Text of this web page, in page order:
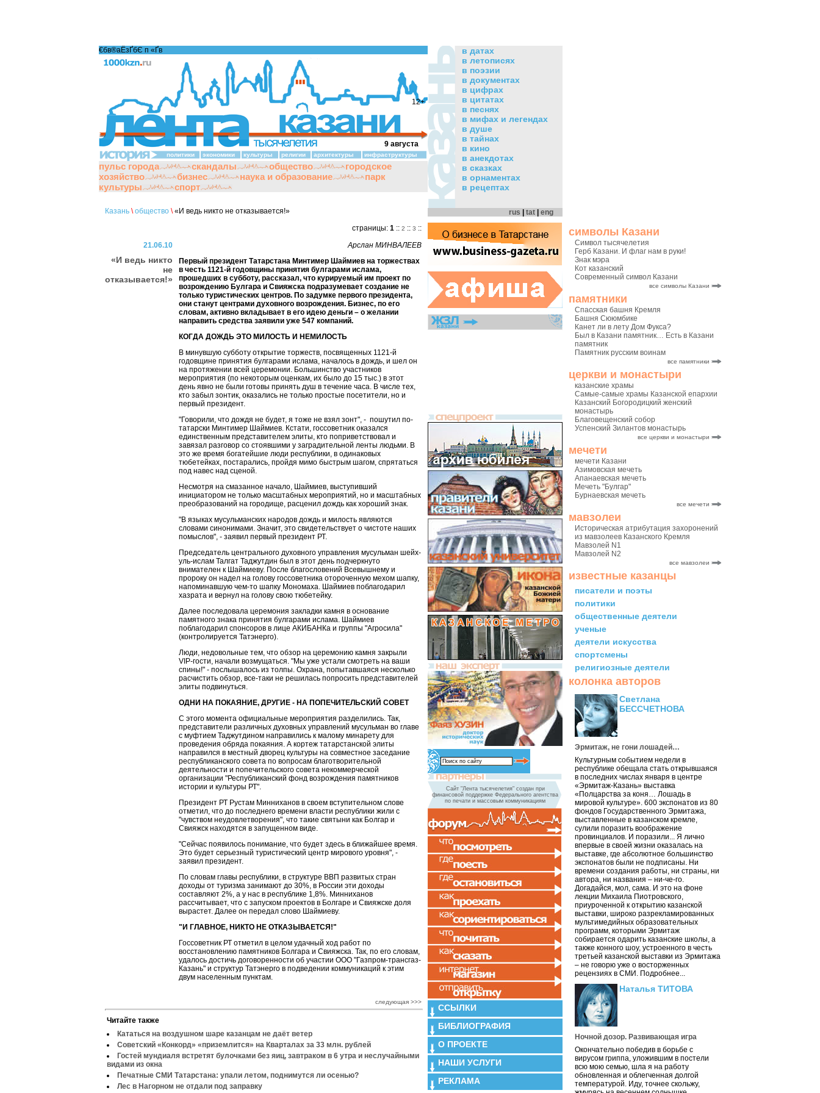
символы Казани
Символ тысячелетия
Герб Казани. И флаг нам в руки!
Знак мэра
Кот казанский
Современный символ Казани
все символы Казани
памятники
Спасская башня Кремля
Башня Сююмбике
Канет ли в лету Дом Фукса?
Был в Казани памятник… Есть в Казани
памятник
Памятник русским воинам
все памятники
церкви и монастыри
казанские храмы
Самые-самые храмы Казанской епархии
Казанский Богородицкий женский
монастырь
Благовещенский собор
Успенский Зилантов монастырь
все церкви и монастыри
мечети
мечети Казани
Азимовская мечеть
Апанаевская мечеть
Мечеть "Булгар"
Бурнаевская мечеть
все мечети
мавзолеи
Историческая атрибутация захоронений
из мавзолеев Казанского Кремля
Мавзолей N1
Мавзолей N2
все мавзолеи
известные казанцы
писатели и поэты
политики
общественные деятели
ученые
деятели искусства
спортсмены
религиозные деятели
колонка авторов
Светлана
БЕССЧЕТНОВА
Эрмитаж, не гони лошадей…
Культурным событием недели в
республике обещала стать открывшаяся
в последних числах января в центре
«Эрмитаж-Казань» выставка
«Полцарства за коня… Лошадь в
мировой культуре». 600 экспонатов из 80
фондов Государственного Эрмитажа,
выставленные в казанском кремле,
сулили поразить воображение
провинциалов. И поразили... Я лично
впервые в своей жизни оказалась на
выставке, где абсолютное большинство
экспонатов были не подписаны. Ни
времени создания работы, ни страны, ни
автора, ни названия – ни-че-го.
Догадайся, мол, сама. И это на фоне
лекции Михаила Пиотровского,
приуроченной к открытию казанской
выставки, широко разрекламированных
мультимедийных образовательных
программ, которыми Эрмитаж
собирается одарить казанские школы, а
также конного шоу, устроенного в честь
третьей казанской выставки из Эрмитажа
– не говорю уже о восторженных
рецензиях в СМИ. Подробнее...
Наталья ТИТОВА
Ночной дозор. Развивающая игра
Окончательно победив в борьбе с
вирусом гриппа, уложившим в постели
всю мою семью, шла я на работу
обновленная и облегченная долгой
температурой. Иду, точнее скольжу,
12+
€бв®аЁзҐбЄ п «Ґ­в
9 августа
политики экономики культуры религии архитектуры инфраструктуры
пульс города скандалы общество
городское
хозяйство
бизнес наука и образование
парк
культуры
спорт
Казань \ общество \«И ведь никто не отказывается!»
страницы: 1 :: 2 :: 3 ::
21.06.10
«И ведь никто
не
отказывается!»
Арслан МИНВАЛЕЕВ
Первый президент Татарстана Минтимер Шаймиев на торжествах
в честь 1121-й годовщины принятия булгарами ислама,
прошедших в субботу, рассказал, что курируемый им проект по
возрождению Булгара и Свияжска подразумевает создание не
только туристических центров. По задумке первого президента,
они станут центрами духовного возрождения. Бизнес, по его
словам, активно вкладывает в его идею деньги – о желании
направить средства заявили уже 547 компаний.
КОГДА ДОЖДЬ ЭТО МИЛОСТЬ И НЕМИЛОСТЬ
В минувшую субботу открытие торжеств, посвященных 1121-й
годовщине принятия булгарами ислама, началось в дождь, и шел он
на протяжении всей церемонии. Большинство участников
мероприятия (по некоторым оценкам, их было до 15 тыс.) в этот
день явно не были готовы принять душ в течение часа. В числе тех,
кто забыл зонтик, оказались не только простые посетители, но и
первый президент.
"Говорили, что дождя не будет, я тоже не взял зонт", - пошутил по-
татарски Минтимер Шаймиев. Кстати, госсоветник оказался
единственным представителем элиты, кто поприветствовал и
завязал разговор со стоявшими у заградительной ленты людьми. В
это же время богатейшие люди республики, в одинаковых
тюбетейках, постарались, пройдя мимо быстрым шагом, спрятаться
под навес над сценой.
Несмотря на смазанное начало, Шаймиев, выступивший
инициатором не только масштабных мероприятий, но и масштабных
преобразований на городище, расценил дождь как хороший знак.
"В языках мусульманских народов дождь и милость являются
словами синонимами. Значит, это свидетельствует о чистоте наших
помыслов", - заявил первый президент РТ.
Председатель центрального духовного управления мусульман шейх-
уль-ислам Талгат Таджутдин был в этот день подчеркнуто
внимателен к Шаймиеву. После благословений Всевышнему и
пророку он надел на голову госсоветника отороченную мехом шапку,
напоминавшую чем-то шапку Мономаха. Шаймиев поблагодарил
хазрата и вернул на голову свою тюбетейку.
Далее последовала церемония закладки камня в основание
памятного знака принятия булгарами ислама. Шаймиев
поблагодарил спонсоров в лице АКИБАНКа и группы "Агросила"
(контролируется Татэнерго).
Люди, недовольные тем, что обзор на церемонию камня закрыли
VIP-гости, начали возмущаться. "Мы уже устали смотреть на ваши
спины!" - послышалось из толпы. Охрана, попытавшаяся несколько
расчистить обзор, все-таки не решилась попросить представителей
элиты подвинуться.
ОДНИ НА ПОКАЯНИЕ, ДРУГИЕ - НА ПОПЕЧИТЕЛЬСКИЙ СОВЕТ
С этого момента официальные мероприятия разделились. Так,
представители различных духовных управлений мусульман во главе
с муфтием Таджутдином направились к малому минарету для
проведения обряда покаяния. А кортеж татарстанской элиты
направился в местный дворец культуры на совместное заседание
республиканского совета по вопросам благотворительной
деятельности и попечительского совета некоммерческой
организации "Республиканский фонд возрождения памятников
истории и культуры РТ".
Президент РТ Рустам Минниханов в своем вступительном слове
отметил, что до последнего времени власти республики жили с
"чувством неудовлетворения", что такие святыни как Болгар и
Свияжск находятся в запущенном виде.
"Сейчас появилось понимание, что будет здесь в ближайшее время.
Это будет серьезный туристический центр мирового уровня", -
заявил президент.
По словам главы республики, в структуре ВВП развитых стран
доходы от туризма занимают до 30%, в России эти доходы
составляют 2%, а у нас в республике 1,8%. Минниханов
рассчитывает, что с запуском проектов в Болгаре и Свияжске доля
вырастет. Далее он передал слово Шаймиеву.
"И ГЛАВНОЕ, НИКТО НЕ ОТКАЗЫВАЕТСЯ!"
Госсоветник РТ отметил в целом удачный ход работ по
восстановлению памятников Болгара и Свияжска. Так, по его словам,
удалось достичь договоренности об участии ООО "Газпром-трансгаз-
Казань" и структур Татэнерго в подведении коммуникаций к этим
двум населенным пунктам.
следующая >>>
Читайте также
Кататься на воздушном шаре казанцам не даёт ветер
Советский «Конкорд» «приземлится» на Кварталах за 33 млн. рублей
Гостей мундиаля встретят булочками без яиц, завтраком в 6 утра и неслучайными
видами из окна
Печатные СМИ Татарстана: упали летом, поднимутся ли осенью?
Лес в Нагорном не отдали под заправку
в датах
в летописях
в поэзии
в документах
в цифрах
в цитатах
в песнях
в мифах и легендах
в душе
в тайнах
в кино
в анекдотах
в сказках
в орнаментах
в рецептах
rus tat eng
Сайт "Лента тысячелетия" создан при
финансовой поддержке Федерального агентства
по печати и массовым коммуникациям
ССЫЛКИ
БИБЛИОГРАФИЯ
О ПРОЕКТЕ
НАШИ УСЛУГИ
РЕКЛАМА